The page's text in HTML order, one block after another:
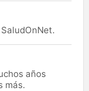
años
más.